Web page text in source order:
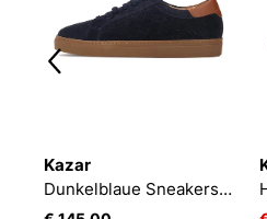
Kazar
Dunkelblaue Sneakers aus perforiertem Wildleder für Herren